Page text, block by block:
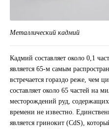
Металлический кадмий
Кадмий составляет около 0,1
является 65-м самым
встречается гораздо реже, чем
составляет около 65 частей на
месторождений руд,
времени не известно.
является гринокит (CdS),